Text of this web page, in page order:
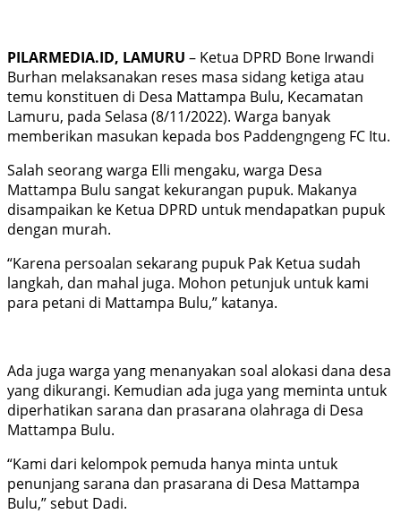
PILARMEDIA.ID, LAMURU – Ketua DPRD Bone Irwandi
Burhan melaksanakan reses masa sidang ketiga atau
temu konstituen di Desa Mattampa Bulu, Kecamatan
Lamuru, pada Selasa (8/11/2022). Warga banyak
memberikan masukan kepada bos Paddengngeng FC Itu.
Salah seorang warga Elli mengaku, warga Desa
Mattampa Bulu sangat kekurangan pupuk. Makanya
disampaikan ke Ketua DPRD untuk mendapatkan pupuk
dengan murah.
“Karena persoalan sekarang pupuk Pak Ketua sudah
langkah, dan mahal juga. Mohon petunjuk untuk kami
para petani di Mattampa Bulu,” katanya.
Ada juga warga yang menanyakan soal alokasi dana desa
yang dikurangi. Kemudian ada juga yang meminta untuk
diperhatikan sarana dan prasarana olahraga di Desa
Mattampa Bulu.
“Kami dari kelompok pemuda hanya minta untuk
penunjang sarana dan prasarana di Desa Mattampa
Bulu,” sebut Dadi.